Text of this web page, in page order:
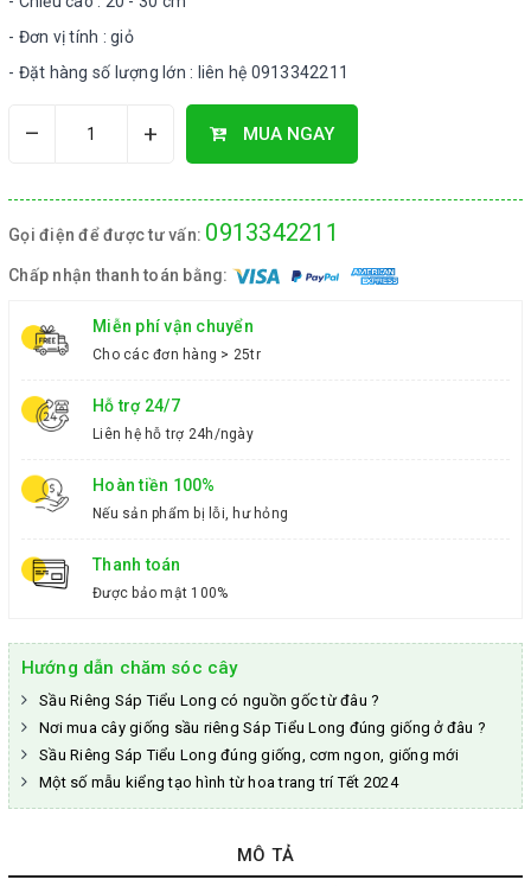
- Đơn vị tính : giỏ
- Đặt hàng số lượng lớn : liên hệ 0913342211
– + MUA NGAY
Gọi điện để được tư vấn: 0913342211
Chấp nhận thanh toán bằng:
Miễn phí vận chuyển
Cho các đơn hàng > 25tr
Hỗ trợ 24/7
Liên hệ hỗ trợ 24h/ngày
Hoàn tiền 100%
Nếu sản phẩm bị lỗi, hư hỏng
Thanh toán
Được bảo mật 100%
Hướng dẫn chăm sóc cây
Sầu Riêng Sáp Tiểu Long có nguồn gốc từ đâu ?
Nơi mua cây giống sầu riêng Sáp Tiểu Long đúng giống ở đâu ?
Sầu Riêng Sáp Tiểu Long đúng giống, cơm ngon, giống mới
Một số mẫu kiểng tạo hình từ hoa trang trí Tết 2024
MÔ TẢ